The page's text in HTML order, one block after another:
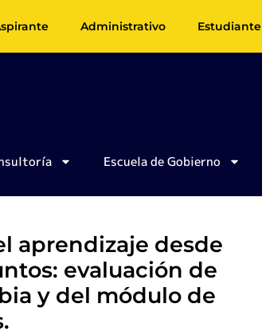
Administrativo Estudiante
Escuela de Gobierno
aprendizaje desde
evaluación de
y del módulo de